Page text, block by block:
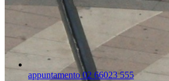
appuntamento 02 66023 555